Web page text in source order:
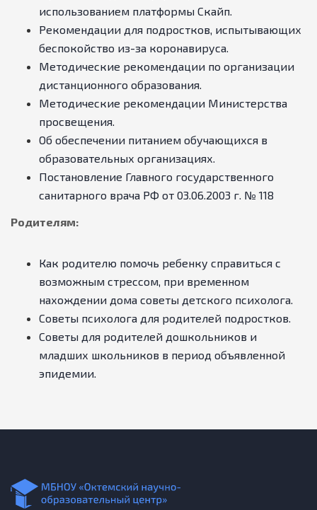
использованием платформы Скайп.
Рекомендации для подростков, испытывающих
беспокойство из-за коронавируса.
Методические рекомендации по организации
дистанционного образования.
Методические рекомендации Министерства
просвещения.
Об обеспечении питанием обучающихся в
образовательных организациях.
Постановление Главного государственного
санитарного врача РФ от 03.06.2003 г. № 118
Родителям:
Как родителю помочь ребенку справиться с
возможным стрессом, при временном
нахождении дома советы детского психолога.
Советы психолога для родителей подростков.
Советы для родителей дошкольников и
младших школьников в период объявленной
эпидемии.